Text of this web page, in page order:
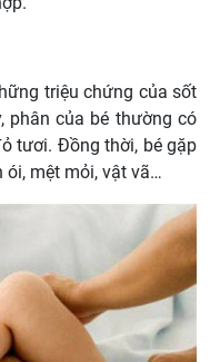
triệu chứng của sốt
phân của bé thường có
tươi. Đồng thời, bé gặp
ói, mệt mỏi, vật vã…